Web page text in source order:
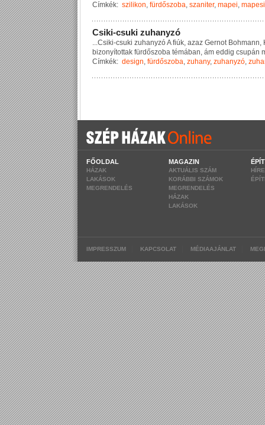
Címkék: szilikon, fürdőszoba, szaniter, mapei,
Csiki-csuki zuhanyzó
...Csi ki-csu ki zu hanyzóA fiú k, azaz Gernot Bohmann,
bizonyítottak fürdőszoba témában, ám eddig csupán
Címkék: design, fürdőszoba, zuhany, zuhanyzó,
FŐOLDAL
HÁZAK
LAKÁSOK
MEGRENDELÉS
MAGAZIN
AKTUÁLIS SZÁM
KORÁBBI SZÁMOK
MEGRENDELÉS
HÁZAK
LAKÁSOK
IMPRESSZUM KAPCSOLAT MÉDIAAJÁNLAT